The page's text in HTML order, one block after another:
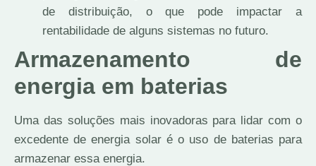
de distribuição, o que pode impactar a
rentabilidade de alguns sistemas no futuro.
Armazenamento de
energia em baterias
Uma das soluções mais inovadoras para lidar com o
excedente de energia solar é o uso de baterias para
armazenar essa energia.